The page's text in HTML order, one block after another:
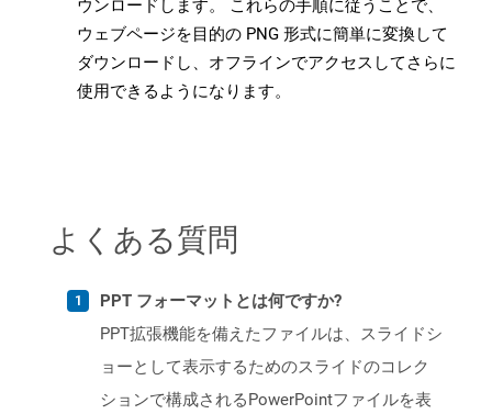
ウンロードします。 これらの手順に従うことで、
ウェブページを目的の PNG 形式に簡単に変換して
ダウンロードし、オフラインでアクセスしてさらに
使用できるようになります。
よくある質問
PPT フォーマットとは何ですか?
PPT拡張機能を備えたファイルは、スライドシ
ョーとして表示するためのスライドのコレク
ションで構成されるPowerPointファイルを表